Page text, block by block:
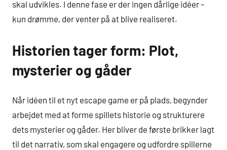
skal udvikles. I denne fase er der ingen dårlige idéer –
kun drømme, der venter på at blive realiseret.
Historien tager form: Plot,
mysterier og gåder
Når idéen til et nyt escape game er på plads, begynder
arbejdet med at forme spillets historie og strukturere
dets mysterier og gåder. Her bliver de første brikker lagt
til det narrativ, som skal engagere og udfordre spillerne